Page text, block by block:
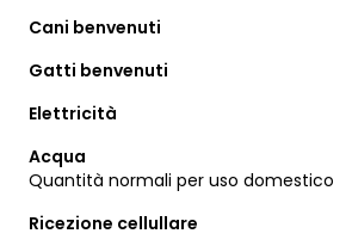
Cani benvenuti
Gatti benvenuti
Elettricità
Acqua
Quantità normali per uso domestico
Ricezione cellullare